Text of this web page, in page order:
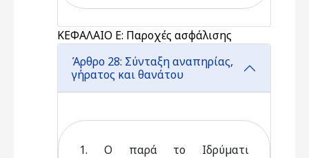
ΚΕΦΑΛΑΙΟ Ε: Παροχές ασφάλισης
Άρθρο 28: Σύνταξη αναπηρίας,
γήρατος και θανάτου
1. Ο παρά το Ιδρύµατι